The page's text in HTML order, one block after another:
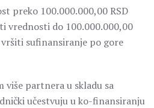
preko 100.000.000,00 RSD
vrednosti do 100.000.000,00
vršiti sufinansiranje po gore
više partnera u skladu sa
učestvuju u ko-finansiranju